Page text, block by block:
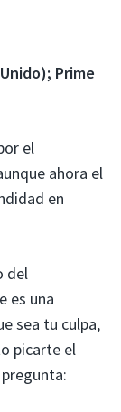
Prime
el
ahora el
en
del
es una
sea tu culpa,
picarte el